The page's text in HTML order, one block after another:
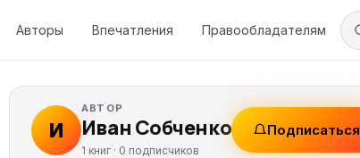
Авторы Впечатления Правообладателям
И
АВТОР
Иван Собченко
1 книг · 0 подписчиков
Подписаться